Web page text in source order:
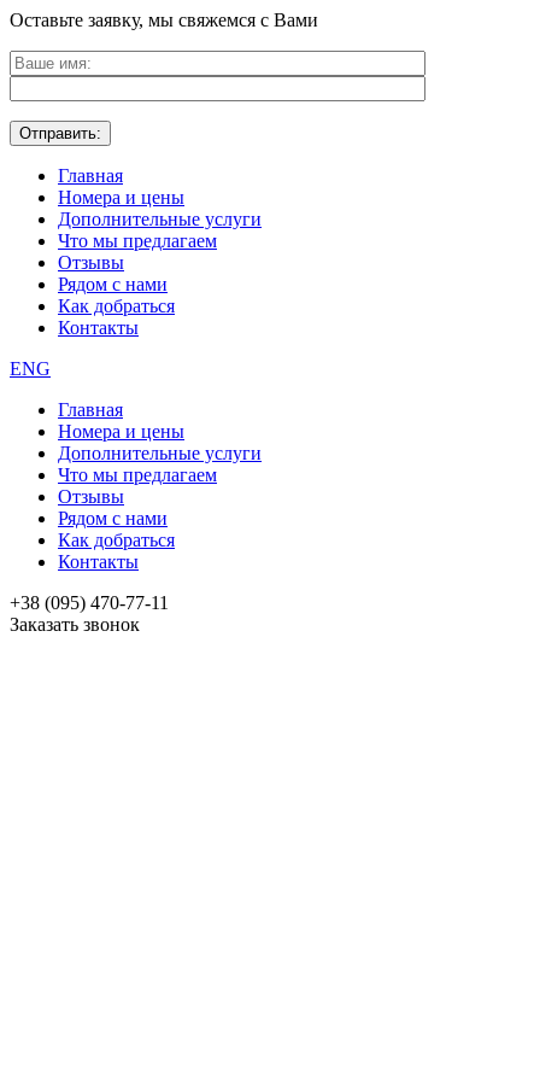
Оставьте заявку, мы свяжемся с Вами
Главная
Номера и цены
Дополнительные услуги
Что мы предлагаем
Отзывы
Рядом с нами
Как добраться
Контакты
ENG
Главная
Номера и цены
Дополнительные услуги
Что мы предлагаем
Отзывы
Рядом с нами
Как добраться
Контакты
+38 (095) 470-77-11
Заказать звонок